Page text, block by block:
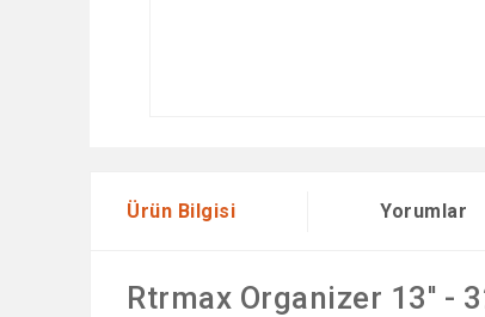
Ürün Bilgisi Yorumlar
Rtrmax Organizer 13'' -